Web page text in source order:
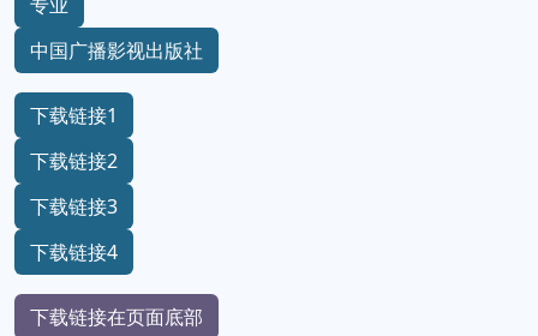
中国广播影视出版社
下载链接1
下载链接2
下载链接3
下载链接4
下载链接在页面底部